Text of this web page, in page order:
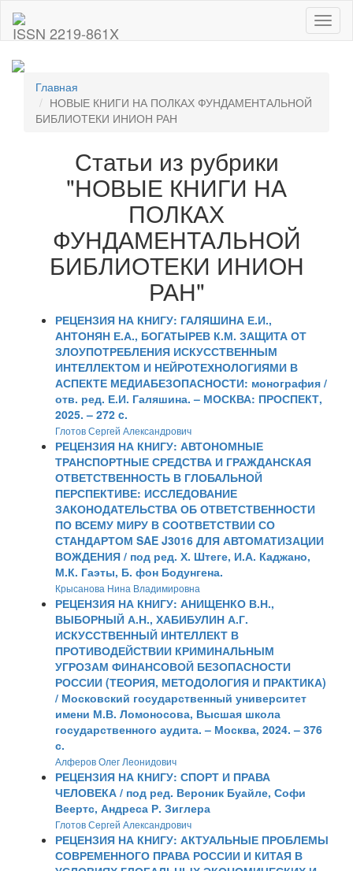
ISSN 2219-861X
Главная
НОВЫЕ КНИГИ НА ПОЛКАХ ФУНДАМЕНТАЛЬНОЙ
БИБЛИОТЕКИ ИНИОН РАН
Статьи из рубрики
"НОВЫЕ КНИГИ НА
ПОЛКАХ
ФУНДАМЕНТАЛЬНОЙ
БИБЛИОТЕКИ ИНИОН
РАН"
РЕЦЕНЗИЯ НА КНИГУ: ГАЛЯШИНА Е.И.,
АНТОНЯН Е.А., БОГАТЫРЕВ К.М. ЗАЩИТА ОТ
ЗЛОУПОТРЕБЛЕНИЯ ИСКУССТВЕННЫМ
ИНТЕЛЛЕКТОМ И НЕЙРОТЕХНОЛОГИЯМИ В
АСПЕКТЕ МЕДИАБЕЗОПАСНОСТИ: монография /
отв. ред. Е.И. Галяшина. – МОСКВА: ПРОСПЕКТ,
2025. – 272 c.
Глотов Сергей Александрович
РЕЦЕНЗИЯ НА КНИГУ: АВТОНОМНЫЕ
ТРАНСПОРТНЫЕ СРЕДСТВА И ГРАЖДАНСКАЯ
ОТВЕТСТВЕННОСТЬ В ГЛОБАЛЬНОЙ
ПЕРСПЕКТИВЕ: ИССЛЕДОВАНИЕ
ЗАКОНОДАТЕЛЬСТВА ОБ ОТВЕТСТВЕННОСТИ
ПО ВСЕМУ МИРУ В СООТВЕТСТВИИ СО
СТАНДАРТОМ SAE J3016 ДЛЯ АВТОМАТИЗАЦИИ
ВОЖДЕНИЯ / под ред. Х. Штеге, И.А. Каджано,
М.К. Гаэты, Б. фон Бодунгена.
Крысанова Нина Владимировна
РЕЦЕНЗИЯ НА КНИГУ: АНИЩЕНКО В.Н.,
ВЫБОРНЫЙ А.Н., ХАБИБУЛИН А.Г.
ИСКУССТВЕННЫЙ ИНТЕЛЛЕКТ В
ПРОТИВОДЕЙСТВИИ КРИМИНАЛЬНЫМ
УГРОЗАМ ФИНАНСОВОЙ БЕЗОПАСНОСТИ
РОССИИ (ТЕОРИЯ, МЕТОДОЛОГИЯ И ПРАКТИКА)
/ Московский государственный университет
имени М.В. Ломоносова, Высшая школа
государственного аудита. – Москва, 2024. – 376
с.
Алферов Олег Леонидович
РЕЦЕНЗИЯ НА КНИГУ: СПОРТ И ПРАВА
ЧЕЛОВЕКА / под ред. Вероник Буайле, Софи
Веертс, Андреса Р. Зиглера
Глотов Сергей Александрович
РЕЦЕНЗИЯ НА КНИГУ: АКТУАЛЬНЫЕ ПРОБЛЕМЫ
СОВРЕМЕННОГО ПРАВА РОССИИ И КИТАЯ В